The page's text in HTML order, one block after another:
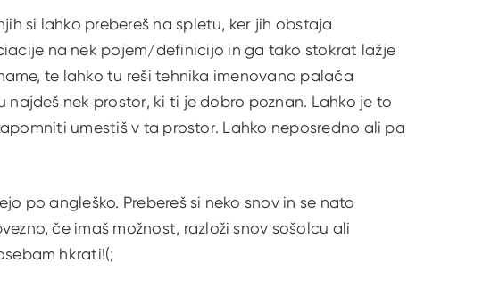
si lahko prebereš na spletu, ker jih obstaja
na nek pojem/definicijo in ga tako stokrat lažje
te lahko tu reši tehnika imenovana palača
nek prostor, ki ti je dobro poznan. Lahko je to
umestiš v ta prostor. Lahko neposredno ali pa
po angleško. Prebereš si neko snov in se nato
če imaš možnost, razloži snov sošolcu ali
hkrati!(;